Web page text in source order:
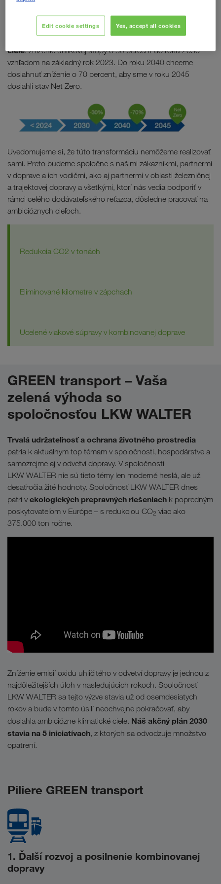
Na našej ceste k európskemu priekopníkovi v oblasti trvalo
udržateľných prepravných riešení sme sistanovili jasné
ciele: zníženie uhlíkovej stopy o 30 percent do roku 2030
vzhľadom na základný rok 2023. Do roku 2040 chceme
dosiahnuť zníženie o 70 percent, aby sme v roku 2045
dosiahli stav Net Zero.
Uvedomujeme si, že túto transformáciu nemôžeme realizovať
sami. Preto budeme spoločne s našimi zákazníkmi, partnermi
v doprave a ich vodičmi, ako aj partnermi v oblasti železničnej
a trajektovej dopravy a všetkými, ktorí nás vedia podporiť v
rámci celého dodávateľského reťazca, dôsledne pracovať na
ambicióznych cieľoch.
Redukcia CO2 v tonách
Eliminované kilometre v zápchach
Ucelené vlakové súpravy v kombinovanej doprave
GREEN transport – Vaša
zelená výhoda so
spoločnosťou LKW WALTER
Trvalá udržateľnosť a ochrana životného prostredia
patria k aktuálnym top témam v spoločnosti, hospodárstve a
samozrejme aj v odvetví dopravy. V spoločnosti
LKW WALTER nie sú tieto témy len moderné heslá, ale už
desaťročia žité hodnoty. Spoločnosť LKW WALTER dnes
patrí v ekologických prepravných riešeniach k popredným
poskytovateľom v Európe – s redukciou CO2 viac ako
375.000 ton ročne.
Zníženie emisií oxidu uhličitého v odvetví dopravy je jednou z
najdôležitejších úloh v nasledujúcich rokoch. Spoločnosť
LKW WALTER sa tejto výzve stavia už od osemdesiatych
rokov a bude v tomto úsilí neochvejne pokračovať, aby
dosiahla ambiciózne klimatické ciele. Náš akčný plán 2030
stavia na 5 iniciatívach, z ktorých sa odvodzuje množstvo
opatrení.
Piliere GREEN transport
1. Ďalší rozvoj a posilnenie kombinovanej
dopravy
Edit cookie settings Yes, accept all cookies